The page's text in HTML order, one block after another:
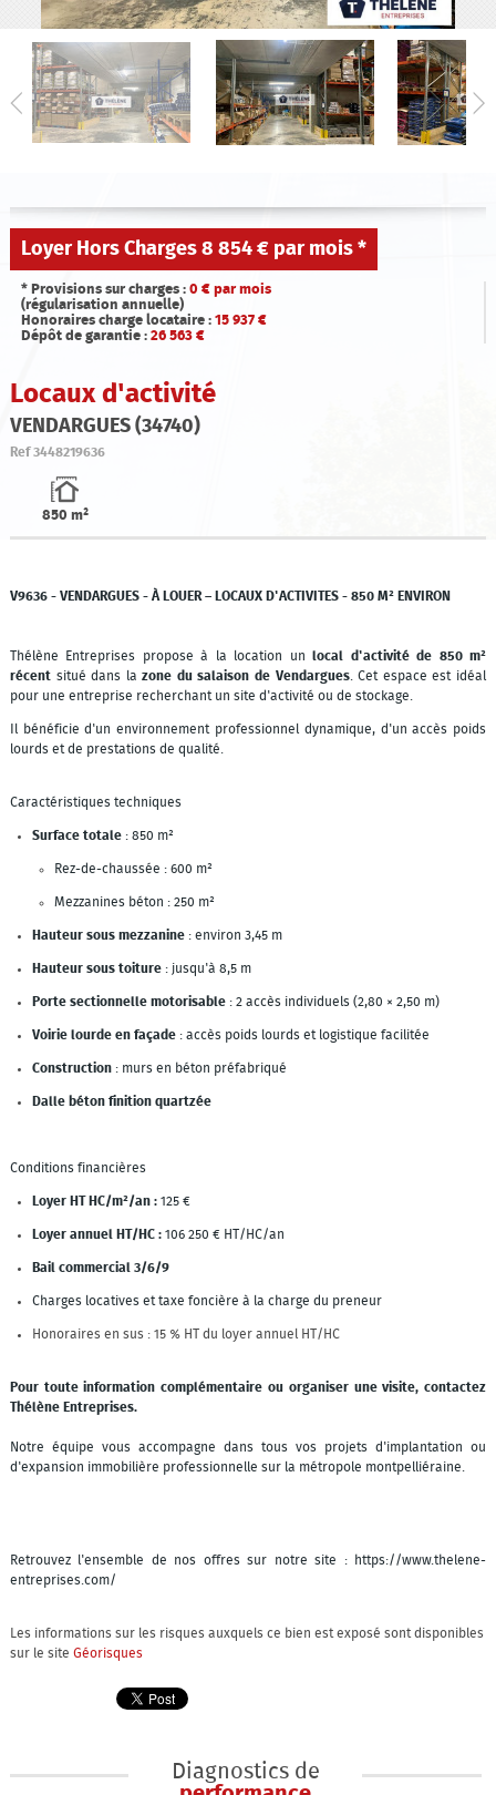
Qui sommes-nous ?
Estimation
Contact
Loyer Hors Charges8 854 € par mois *
* Provisions sur charges : 0€ par mois
(régularisation annuelle)
Honoraires charge locataire : 15 937€
Dépôt de garantie : 26 563€
Locaux d'activité
VENDARGUES (34740)
Ref 3448219636
850 m²
V9636 - VENDARGUES - À LOUER – LOCAUX D'ACTIVITES - 850 M² ENVIRON
Thélène Entreprises propose à la location unlocal d'activité de 850 m²
récentsitué dans lazone du salaison de Vendargues. Cet espace est idéal
pour une entreprise recherchant un site d'activité ou de stockage.
Il bénéficie d'un environnement professionnel dynamique, d'un accès poids
lourds et de prestations de qualité.
Caractéristiques techniques
Surface totale: 850 m²
Rez-de-chaussée : 600 m²
Mezzanines béton : 250 m²
Hauteur sous mezzanine: environ 3,45 m
Hauteur sous toiture: jusqu'à 8,5 m
Porte sectionnelle motorisable: 2 accès individuels (2,80 × 2,50 m)
Voirie lourde en façade: accès poids lourds et logistique facilitée
Construction: murs en béton préfabriqué
Dalle béton finition quartzée
Conditions financières
Loyer HT HC/m²/an :125 €
Loyer annuel HT/HC :106 250 € HT/HC/an
Bail commercial 3/6/9
Charges locatives et taxe foncière à la charge du preneur
Honoraires en sus : 15 % HT du loyer annuel HT/HC
Pour toute information complémentaire ou organiser une visite, contactez
Thélène Entreprises.
Notre équipe vous accompagne dans tous vos projets d'implantation ou
d'expansion immobilière professionnelle sur la métropole montpelliéraine.
Retrouvez l'ensemble de nos offres sur notre site : https://www.thelene-
entreprises.com/
Les informations sur les risques auxquels ce bien est exposé sont disponibles
sur le site Géorisques
Diagnostics de